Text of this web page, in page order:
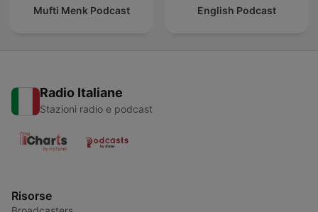
Mufti Menk Podcast English Podcast
Radio Italiane
Stazioni radio e podcast
Risorse